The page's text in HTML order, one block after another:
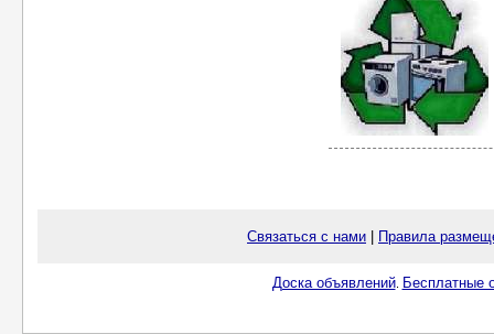
Связаться с нами Правила
Доска объявлений. Бесплатные